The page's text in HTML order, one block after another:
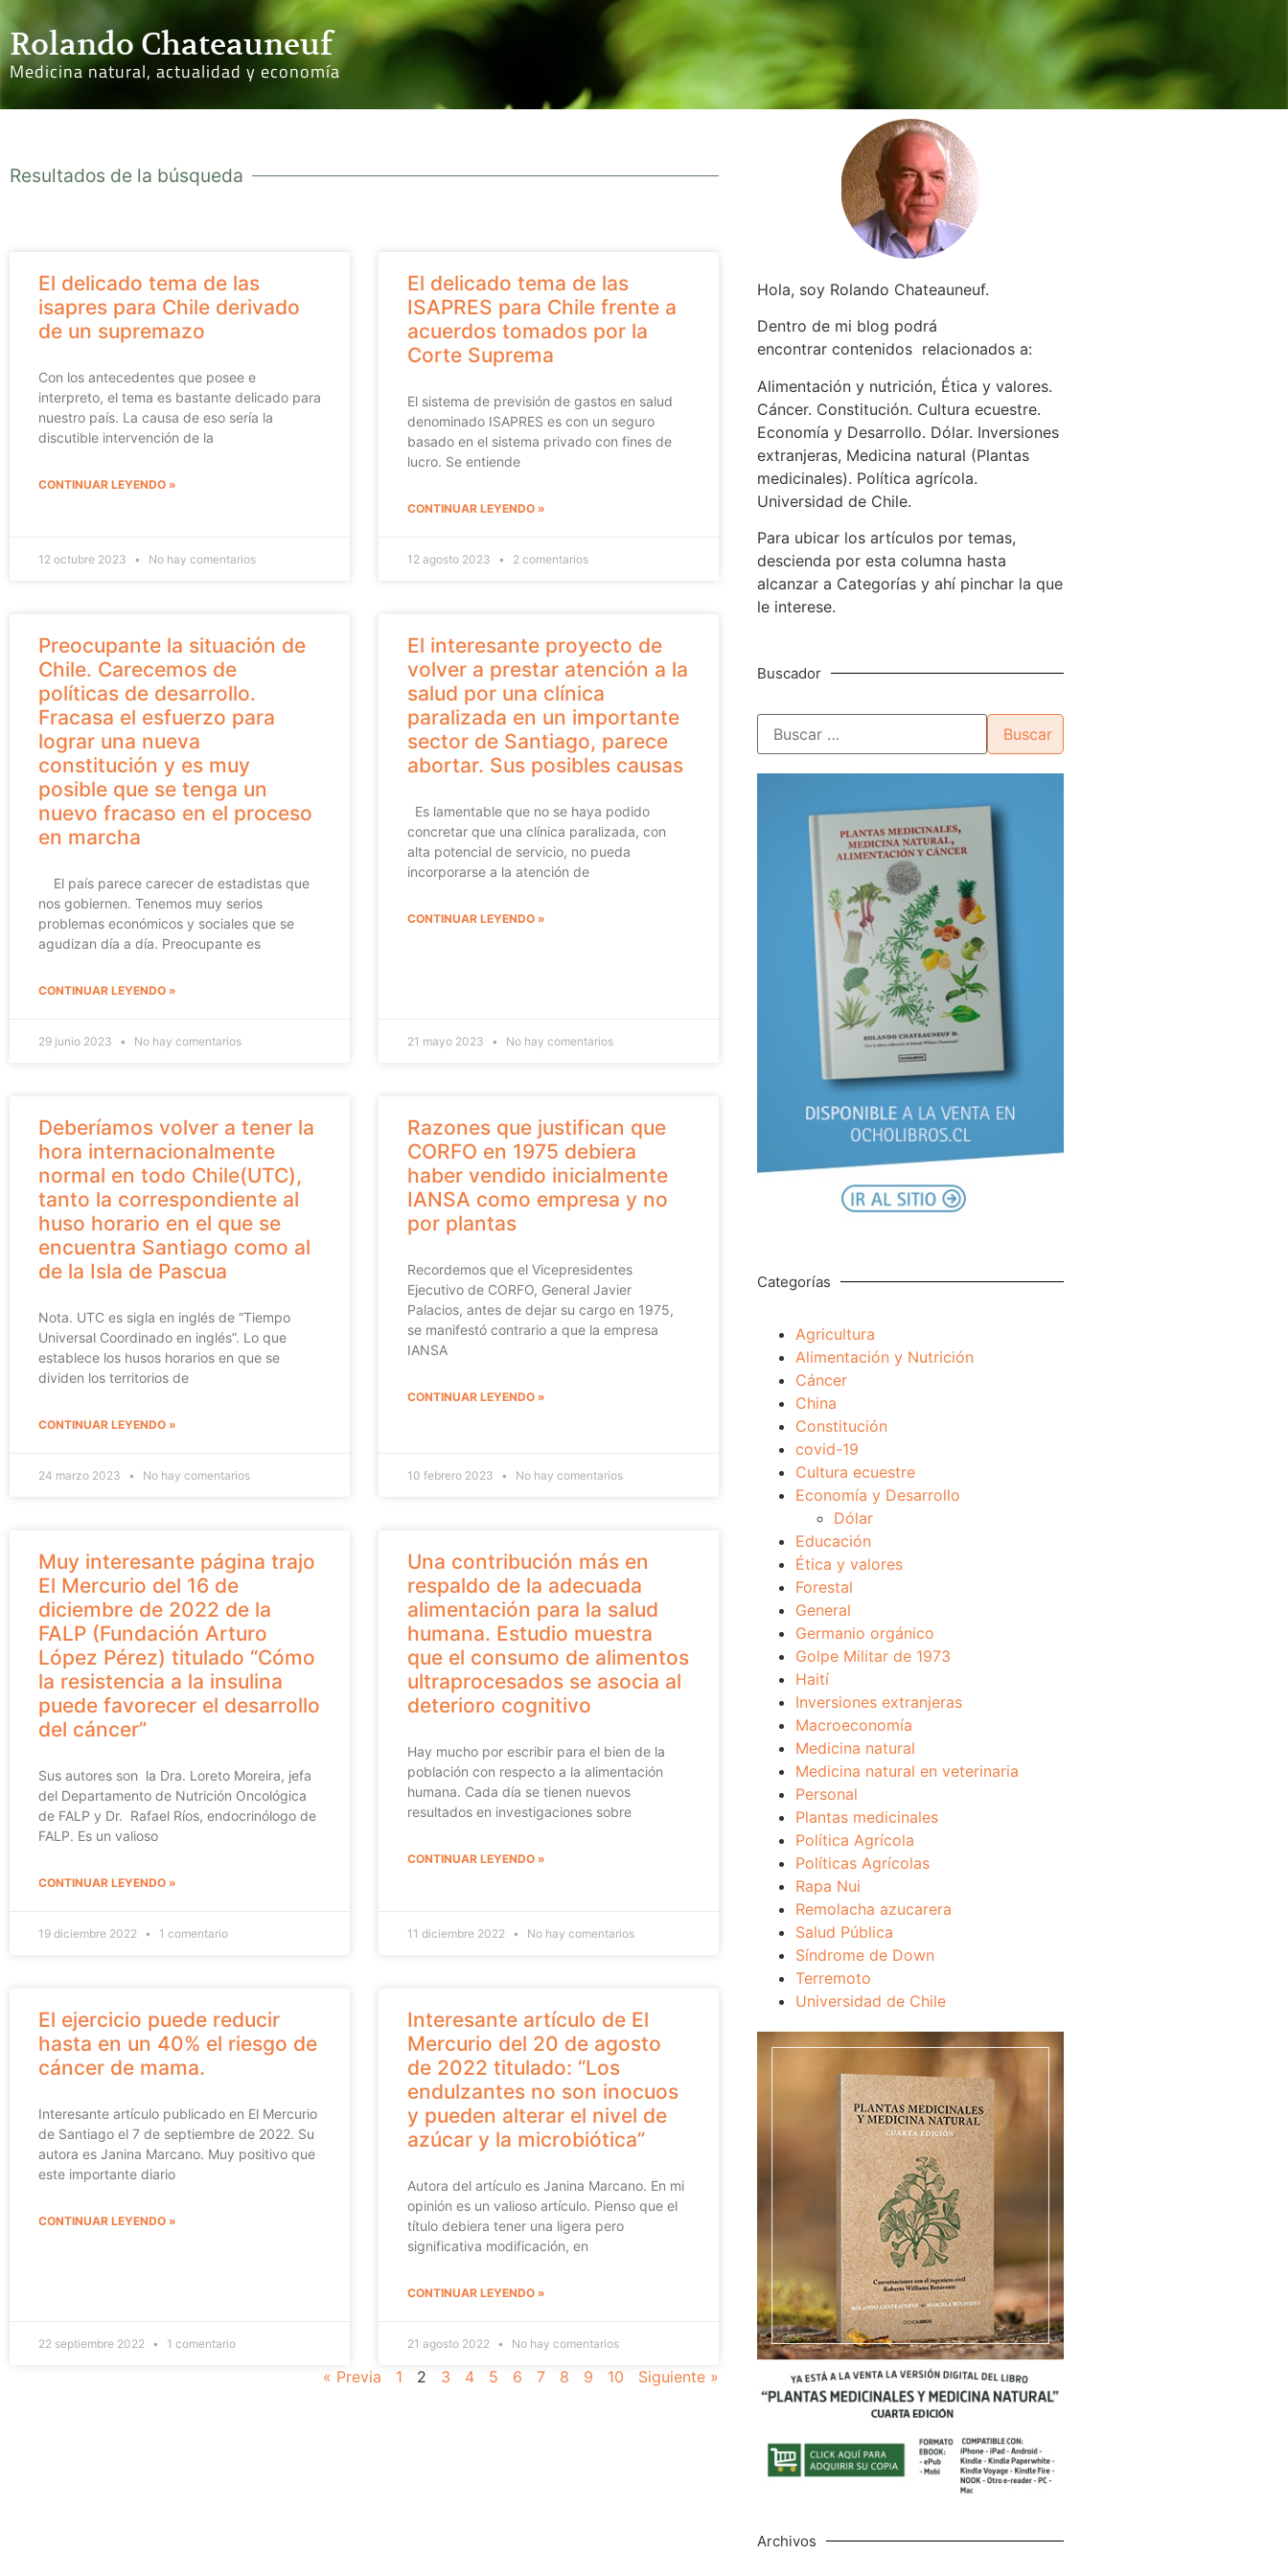
Rolando Chateauneuf
Medicina natural, actualidad y economía
Resultados de la búsqueda
El delicado tema de las
isapres para Chile derivado
de un supremazo
Con los antecedentes que posee e
interpreto, el tema es bastante delicado para
nuestro país. La causa de eso sería la
discutible intervención de la
CONTINUAR LEYENDO »
12 octubre 2023 No hay comentarios
El delicado tema de las
ISAPRES para Chile frente a
acuerdos tomados por la
Corte Suprema
El sistema de previsión de gastos en salud
denominado ISAPRES es con un seguro
basado en el sistema privado con fines de
lucro. Se entiende
CONTINUAR LEYENDO »
12 agosto 2023 2 comentarios
Preocupante la situación de
Chile. Carecemos de
políticas de desarrollo.
Fracasa el esfuerzo para
lograr una nueva
constitución y es muy
posible que se tenga un
nuevo fracaso en el proceso
en marcha
El país parece carecer de estadistas que
nos gobiernen. Tenemos muy serios
problemas económicos y sociales que se
agudizan día a día. Preocupante es
CONTINUAR LEYENDO »
29 junio 2023 No hay comentarios
El interesante proyecto de
volver a prestar atención a la
salud por una clínica
paralizada en un importante
sector de Santiago, parece
abortar. Sus posibles causas
Es lamentable que no se haya podido
concretar que una clínica paralizada, con
alta potencial de servicio, no pueda
incorporarse a la atención de
CONTINUAR LEYENDO »
21 mayo 2023 No hay comentarios
Deberíamos volver a tener la
hora internacionalmente
normal en todo Chile(UTC),
tanto la correspondiente al
huso horario en el que se
encuentra Santiago como al
de la Isla de Pascua
Nota. UTC es sigla en inglés de “Tiempo
Universal Coordinado en inglés”. Lo que
establece los husos horarios en que se
dividen los territorios de
CONTINUAR LEYENDO »
24 marzo 2023 No hay comentarios
Razones que justifican que
CORFO en 1975 debiera
haber vendido inicialmente
IANSA como empresa y no
por plantas
Recordemos que el Vicepresidentes
Ejecutivo de CORFO, General Javier
Palacios, antes de dejar su cargo en 1975,
se manifestó contrario a que la empresa
IANSA
CONTINUAR LEYENDO »
10 febrero 2023 No hay comentarios
Muy interesante página trajo
El Mercurio del 16 de
diciembre de 2022 de la
FALP (Fundación Arturo
López Pérez) titulado “Cómo
la resistencia a la insulina
puede favorecer el desarrollo
del cáncer”
Sus autores son la Dra. Loreto Moreira, jefa
del Departamento de Nutrición Oncológica
de FALP y Dr. Rafael Ríos, endocrinólogo de
FALP. Es un valioso
CONTINUAR LEYENDO »
19 diciembre 2022 1 comentario
Una contribución más en
respaldo de la adecuada
alimentación para la salud
humana. Estudio muestra
que el consumo de alimentos
ultraprocesados se asocia al
deterioro cognitivo
Hay mucho por escribir para el bien de la
población con respecto a la alimentación
humana. Cada día se tienen nuevos
resultados en investigaciones sobre
CONTINUAR LEYENDO »
11 diciembre 2022 No hay comentarios
El ejercicio puede reducir
hasta en un 40% el riesgo de
cáncer de mama.
Interesante artículo publicado en El Mercurio
de Santiago el 7 de septiembre de 2022. Su
autora es Janina Marcano. Muy positivo que
este importante diario
CONTINUAR LEYENDO »
22 septiembre 2022 1 comentario
Interesante artículo de El
Mercurio del 20 de agosto
de 2022 titulado: “Los
endulzantes no son inocuos
y pueden alterar el nivel de
azúcar y la microbiótica”
Autora del artículo es Janina Marcano. En mi
opinión es un valioso artículo. Pienso que el
título debiera tener una ligera pero
significativa modificación, en
CONTINUAR LEYENDO »
21 agosto 2022 No hay comentarios
« Previa 1 2 3 4 5 6 7 8 9 10 Siguiente »
Hola, soy Rolando Chateauneuf.
Dentro de mi blog podrá
encontrar contenidos relacionados a:
Alimentación y nutrición, Ética y valores.
Cáncer. Constitución. Cultura ecuestre.
Economía y Desarrollo. Dólar. Inversiones
extranjeras, Medicina natural (Plantas
medicinales). Política agrícola.
Universidad de Chile.
Para ubicar los artículos por temas,
descienda por esta columna hasta
alcanzar a Categorías y ahí pinchar la que
le interese.
Buscador
Categorías
Agricultura
Alimentación y Nutrición
Cáncer
China
Constitución
covid-19
Cultura ecuestre
Economía y Desarrollo
Dólar
Educación
Ética y valores
Forestal
General
Germanio orgánico
Golpe Militar de 1973
Haití
Inversiones extranjeras
Macroeconomía
Medicina natural
Medicina natural en veterinaria
Personal
Plantas medicinales
Política Agrícola
Políticas Agrícolas
Rapa Nui
Remolacha azucarera
Salud Pública
Síndrome de Down
Terremoto
Universidad de Chile
Archivos